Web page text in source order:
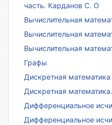
часть. Карданов С. О
Вычислительная
Вычислительная
Вычислительная
Графы
Дискретная
Дискретная
Дифференциальное
Дифференциальное